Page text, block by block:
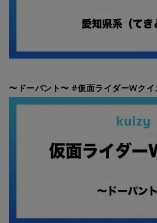
〜ドーパント〜 #仮面ライダーWクイ